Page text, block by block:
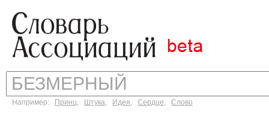
Например: Принц, Штука, Идея, Сердце, Слово